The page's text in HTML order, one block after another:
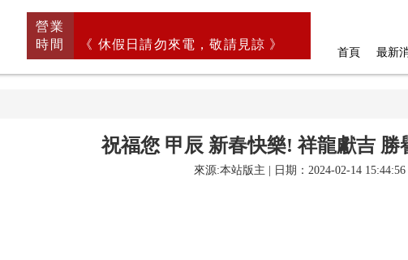
營業
時間
《 休假日請勿來電，敬請見諒 》
首頁 最新
祝福您 甲辰 新春快樂! 祥龍獻吉 勝
來源:本站版主 | 日期：2024-02-14